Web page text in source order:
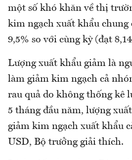
một số khó khăn về thị
kim ngạch xuất khẩu chung
9,5% so với cùng kỳ (đạt
Lượng xuất khẩu giảm là
làm giảm kim ngạch cả
rau quả do không thống kê
5 tháng đầu năm, lượng
giảm kim ngạch xuất khẩu
USD, Bộ trưởng giải thích.